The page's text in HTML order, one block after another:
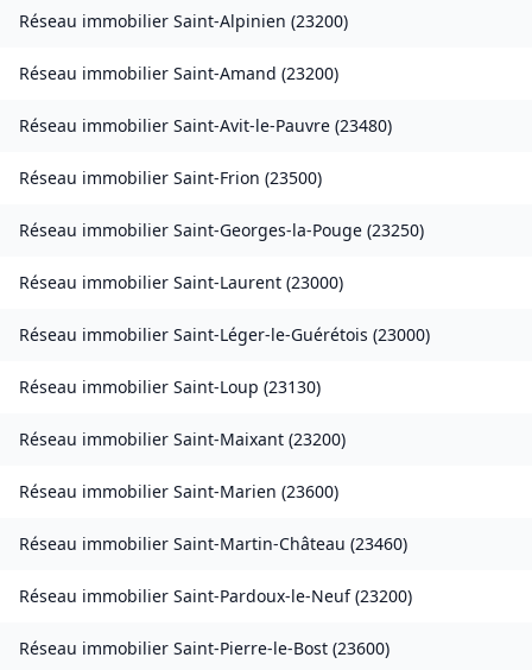
Réseau immobilier Saint-Alpinien (23200)
Réseau immobilier Saint-Amand (23200)
Réseau immobilier Saint-Avit-le-Pauvre (23480)
Réseau immobilier Saint-Frion (23500)
Réseau immobilier Saint-Georges-la-Pouge (23250)
Réseau immobilier Saint-Laurent (23000)
Réseau immobilier Saint-Léger-le-Guérétois (23000)
Réseau immobilier Saint-Loup (23130)
Réseau immobilier Saint-Maixant (23200)
Réseau immobilier Saint-Marien (23600)
Réseau immobilier Saint-Martin-Château (23460)
Réseau immobilier Saint-Pardoux-le-Neuf(23200)
Réseau immobilier Saint-Pierre-le-Bost (23600)